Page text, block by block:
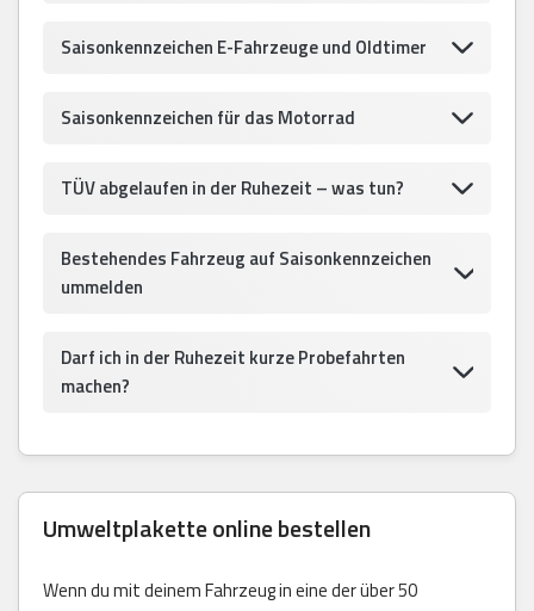
Saisonkennzeichen E-Fahrzeuge und Oldtimer
Saisonkennzeichen für das Motorrad
TÜV abgelaufen in der Ruhezeit – was tun?
Bestehendes Fahrzeug auf Saisonkennzeichen
ummelden
Darf ich in der Ruhezeit kurze Probefahrten
machen?
Umweltplakette online bestellen
Wenn du mit deinem Fahrzeug in eine der über 50